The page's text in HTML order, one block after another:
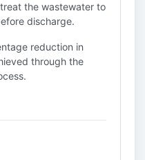
the wastewater to
discharge.
reduction in
through the